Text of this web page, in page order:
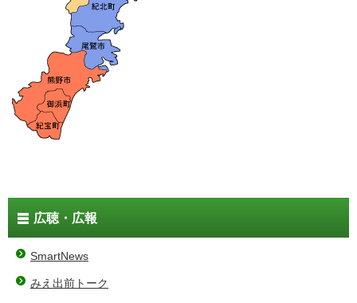
広聴・広報
SmartNews
みえ出前トーク